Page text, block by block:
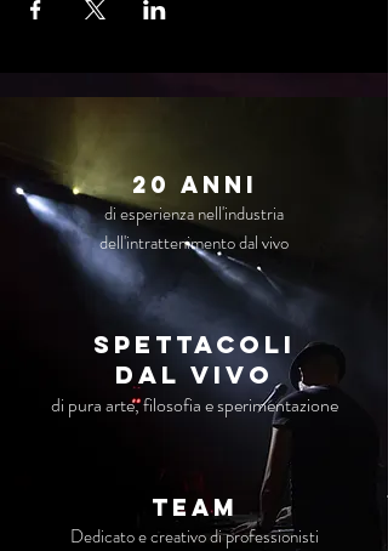
20 anni
di esperienza nell'industria
dell'intrattenimento dal vivo
Spettacoli
dal vivo
di pura arte, filosofia e sperimentazione
TEAM
Dedicato e creativo di professionisti